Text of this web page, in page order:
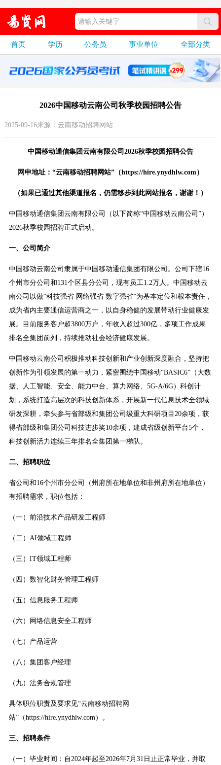
首页 学历 公务员 事业单位 全部分类
2026中国移动云南公司秋季校园招聘公告
2025-09-16来源：云南移动招聘网站
中国移动通信集团云南有限公司2026秋季校园招聘公告
网申地址：“云南移动招聘网站”（https://hire.ynydhlw.com）
（如果已通过其他渠道报名，仍需移步到此网站报名，谢谢！）
中国移动通信集团云南有限公司（以下简称“中国移动云南公司”）
2026秋季校园招聘正式启动。
一、公司简介
中国移动云南公司隶属于中国移动通信集团有限公司。公司下辖16
个州市分公司和131个区县分公司，现有员工1.2万人。中国移动云
南公司以做“科技强省 网络强省 数字强省”为基本定位和根本责任，
成为省内主要通信运营商之一，以自身稳健的发展带动行业健康发
展。目前服务客户超3800万户，年收入超过300亿，多项工作成果
排名全集团前列，持续推动社会经济健康发展。
中国移动云南公司积极推动科技创新和产业创新深度融合，坚持把
创新作为引领发展的第一动力，紧密围绕中国移动“BASIC6”（大数
据、人工智能、安全、能力中台、算力网络、5G-A/6G）科创计
划，系统打造高层次的科技创新体系，开展新一代信息技术全领域
研发深耕，牵头参与省部级和集团公司级重大科研项目20余项，获
得省部级和集团公司科技进步奖10余项，建成省级创新平台5个，
科技创新活力连续三年排名全集团第一梯队。
二、招聘职位
省公司和16个州市分公司（州府所在地单位和非州府所在地单位）
有招聘需求，职位包括：
（一）前沿技术产品研发工程师
（二）AI领域工程师
（三）IT领域工程师
（四）数智化财务管理工程师
（五）信息服务工程师
（六）网络信息安全工程师
（七）产品运营
（八）集团客户经理
（九）法务合规管理
具体职位职责及要求见“云南移动招聘网
站”（https://hire.ynydhlw.com）。
三、招聘条件
（一）毕业时间：自2024年起至2026年7月31日止正常毕业，并取